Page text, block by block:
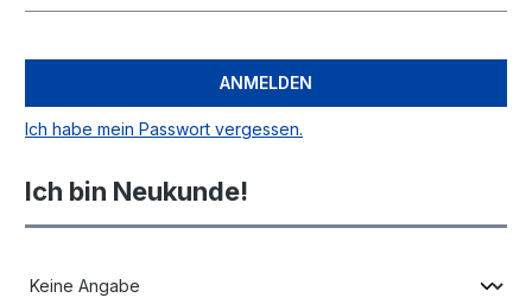
Ich habe mein Passwort vergessen.
ANMELDEN
Ich bin Neukunde!
Persönliche Informationen